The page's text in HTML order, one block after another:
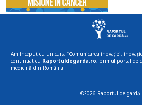
Am început cu un curs, “Comunicarea inovației,
continuat cu Raportuldegarda.ro, primul portal de
medicină din România.
©2026 Raportul de gardă